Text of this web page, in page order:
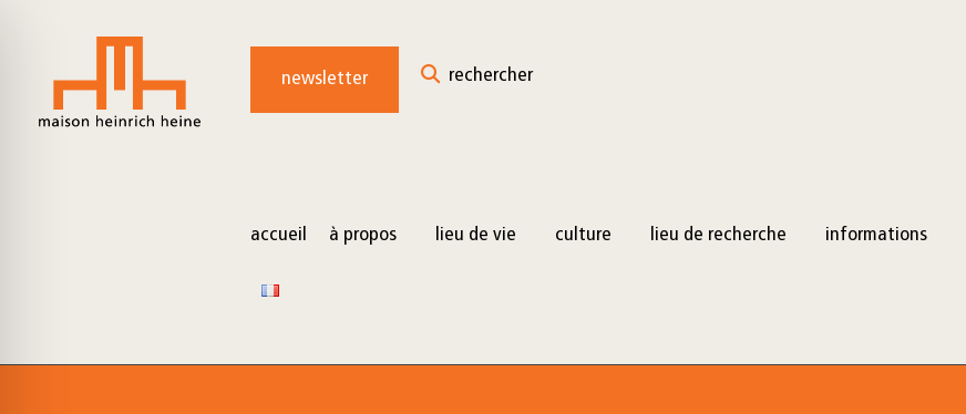
content
newsletter rechercher
accueil à propos lieu de vie culture lieu de recherche informations